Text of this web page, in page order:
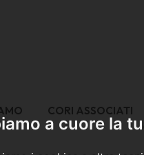
a cuore la
CORI ASSOCIATI